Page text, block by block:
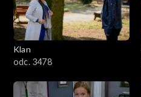
701–800
601–700
501–600
Klan
odc. 3478